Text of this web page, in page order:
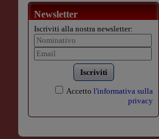
Newsletter
Iscriviti alla nostra newsletter:
Iscriviti
Accetto l'informativa sulla
privacy